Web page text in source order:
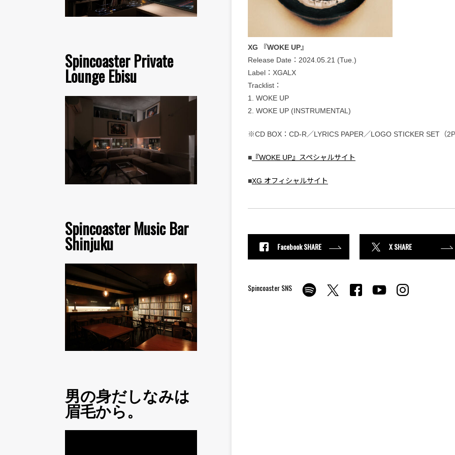
Spincoaster Private
Lounge Ebisu
Spincoaster Music Bar
Shinjuku
男の身だしなみは
眉毛から。
XG 『WOKE UP』
Release Date：2024.05.21 (Tue.)
Label：XGALX
Tracklist：
1. WOKE UP
2. WOKE UP (INSTRUMENTAL)
※CD BOX：CD-R／LYRICS PAPER／LOGO STICKER SET（
■ 『WOKE UP』スペシャルサイト
■XG オフィシャルサイト
Facebook SHARE X SHARE
Spincoaster SNS